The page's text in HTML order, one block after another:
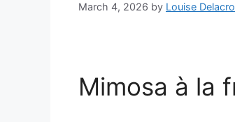
March 4, 2026 by Louise
Mimosa à la